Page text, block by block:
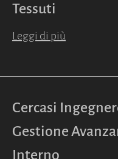
Tessuti
Leggi di più
Cercasi
Gestione
Interno